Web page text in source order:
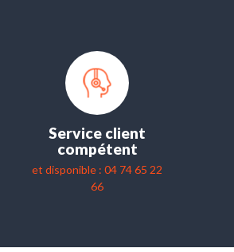
Service client
compétent
et disponible : 04 74 65 22
66